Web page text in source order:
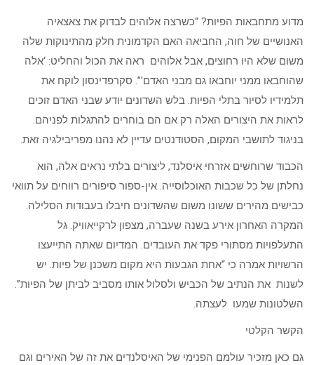
מדוע מתחבאות הפיות? “כשרצה אלוהים לבדוק את צאצאיה
האנושיים של חוה, החביאה האם הקדמונית חלק מהתינוקות שלה
משום שלא היו רחוצים, אבל אלוהים ראה את הכול והחליט: ‘אלה
שהוחבאו ממני יוחבאו גם מבני האדם'”. סקרפדינסון לוקח את
תלמידיו לסיור בתלי הפיות. בלש השדונים יודע שבני האדם זוכים
לראות את היצורים האלה רק אם הם בוחרים להתגלות לפניהם.
בניגוד לתושבי המקום, הסטודנטים עדיין לא נהנו מפריבילגיה זאת.
הכבוד שרוחשים אזרחי איסלנד, ליצורים בלתי נראים אלה, הוא
נחלתן של כל שכבות האוכלוסייה. אין-ספור סיפורים רווחים על תוואי
כבישים מהירים ששונו משום שהשדונים חיבלו בעבודות הסלילה.
המקרה האחרון אירע בשנה שעברה, מצפון לרקייאוויק. גל
התעלפויות מסתורי פקד את העובדים. המדיום שאתה התייעצו
הרשויות אמרה כי “אחת הגבעות היא מקום משכנן של פיות. יש
לשנות את הנתיב של הכביש ולסלול אותו מסביב לביתן של הפיות”.
השלטונות שמעו לעצתה.
הקשר הקלטי
גם כאן מזכיר עולמם הפנימי של האיסלנדים את זה של האירים וגם